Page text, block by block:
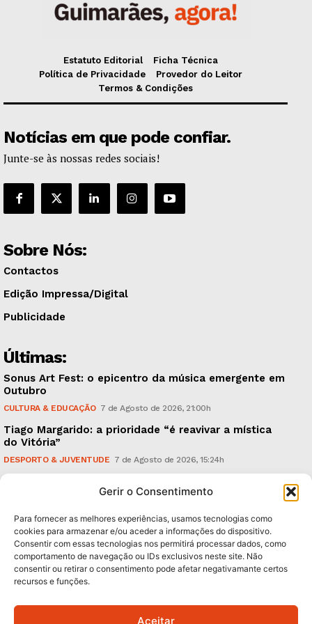
Gerir o Consentimento
Para fornecer as melhores experiências, usamos tecnologias como
cookies para armazenar e/ou aceder a informações do dispositivo.
Consentir com essas tecnologias nos permitirá processar dados, como
comportamento de navegação ou IDs exclusivos neste site. Não
consentir ou retirar o consentimento pode afetar negativamante certos
recursos e funções.
Aceitar
Estatuto Editorial
Ficha Técnica
Política de Privacidade
Provedor do Leitor
Termos & Condições
Notícias em que pode confiar.
Junte-se às nossas redes sociais!
Sobre Nós:
Contactos
Edição Impressa/Digital
Publicidade
Últimas:
Sonus Art Fest: o epicentro da música emergente em
Outubro
CULTURA & EDUCAÇÃO 7 de Agosto de 2026, 21:00h
Tiago Margarido: a prioridade “é reavivar a mística
do Vitória”
DESPORTO & JUVENTUDE 7 de Agosto de 2026, 15:24h
caudais e antecipa situações de risco
Subscreva Newsletter: